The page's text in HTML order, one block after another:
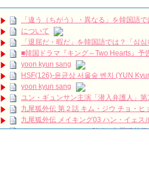
放送開始「死んでもいい」ペク・ジニ
私は整形美人日韓キャスト比較 石井杏
パク・ボゴムがショーンとジョギング
く魅力的なジョギング姿が話題になっていま
その女の海 トレーラー
ハン・ヘジン 한혜진 – (선공개) 강남 3
요? 밥블레스유 2 bobblessyou2 EP.18
ソン・ヘギョ – ソンヘギョ キスまとめ
ハン・ヘジン 한혜진 – Still We (여전히
한가인 –
「ライフ・ オン・ マーズ」2019年11
「違う（ちがう）・異なる」を韓国語
について
「退屈だ・暇だ」を韓国語では？「심
■韓国ドラマ『キング～Two Hearts』予
yoon kyun sang
HSF(126)-윤균상 서울숲 벤치 (YUN
yoon kyun sang
ユン・ギュンサン主演「潜入弁護人」
九尾狐外伝 第２話 キム・ジウ チョ・ヒ
九尾狐外伝 メイキング03 ハン・イェス
チョ・ヒョンジェ 조현재 九尾狐外